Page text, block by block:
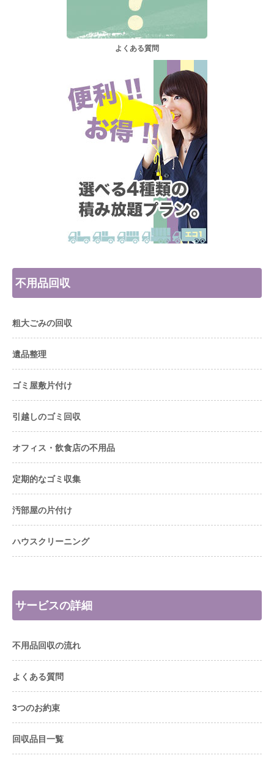
よくある質問
不用品回収
粗大ごみの回収
遺品整理
ゴミ屋敷片付け
引越しのゴミ回収
オフィス・飲食店の不用品
定期的なゴミ収集
汚部屋の片付け
ハウスクリーニング
サービスの詳細
不用品回収の流れ
よくある質問
3つのお約束
回収品目一覧